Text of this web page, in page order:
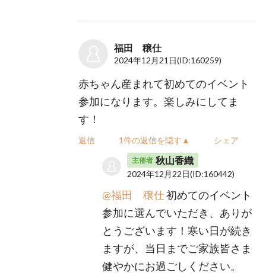
福田 穣仕
2024年12月21日(ID:160259)
赤ちゃん産まれて初めてのイベント
参加になります。楽しみにしてま
す！
返信 1件の返信を隠す▲ シェア
主催者 秋山香織
2024年12月22日(ID:160442)
@福田 穣仕初めてのイベント
参加に選んでいただき、ありが
とうございます！寒い日が続き
ますが、当日までご家族皆さま
健やかにお過ごしください。